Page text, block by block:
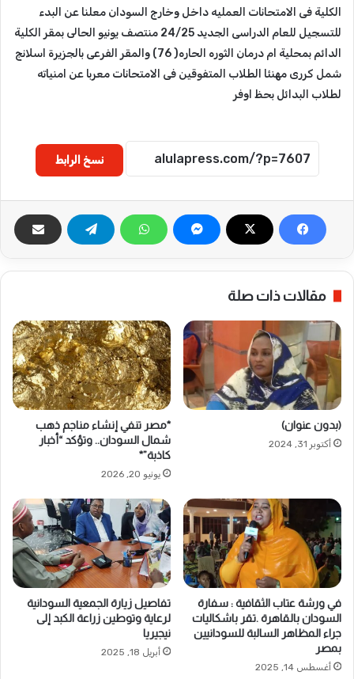
الكلية فى الامتحانات العمليه داخل وخارج السودان معلنا عن البدء
للتسجيل للعام الدراسى الجديد 24/25 منتصف يونيو الحالى بمقر الكلية
الدائم بمحلية ام درمان الثوره الحاره( 76) والمقر الفرعى بالجزيرة اسلانج
شمل كررى مهنئا الطلاب المتفوقين فى الامتحانات معربا عن امنياته
لطلاب البدائل بحظ اوفر
نسخ الرابط
مقالات ذات صلة
(بدون عنوان)
أكتوبر 31, 2024
*مصر تنفي إنشاء مناجم ذهب
شمال السودان.. وتؤكد “أخبار
كاذبة”*
يونيو 20, 2026
في ورشة عتاب الثقافية : سفارة
السودان بالقاهرة .تقر باشكاليات
جراء المظاهر السالبة للسودانيين
بمصر
أغسطس 14, 2025
تفاصيل زيارة الجمعية السودانية
لرعاية وتوطين زراعة الكبد إلى
نيجيريا
أبريل 18, 2025